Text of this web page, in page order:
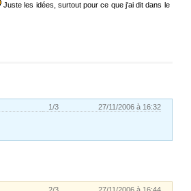
Juste les idées, surtout pour ce que j'ai dit dans le
1/3 27/11/2006 à 16:32